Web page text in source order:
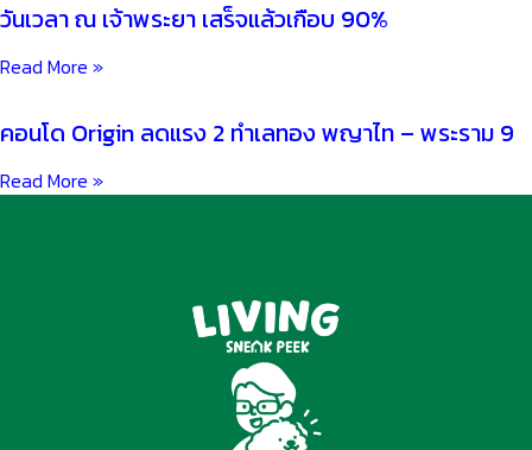
วันเวลา ณ เจ้าพระยา เสร็จแล้วเกือบ 90%
Read More »
คอนโด Origin ลดแรง 2 ทำเลทอง พญาไท – พระราม 9
Read More »